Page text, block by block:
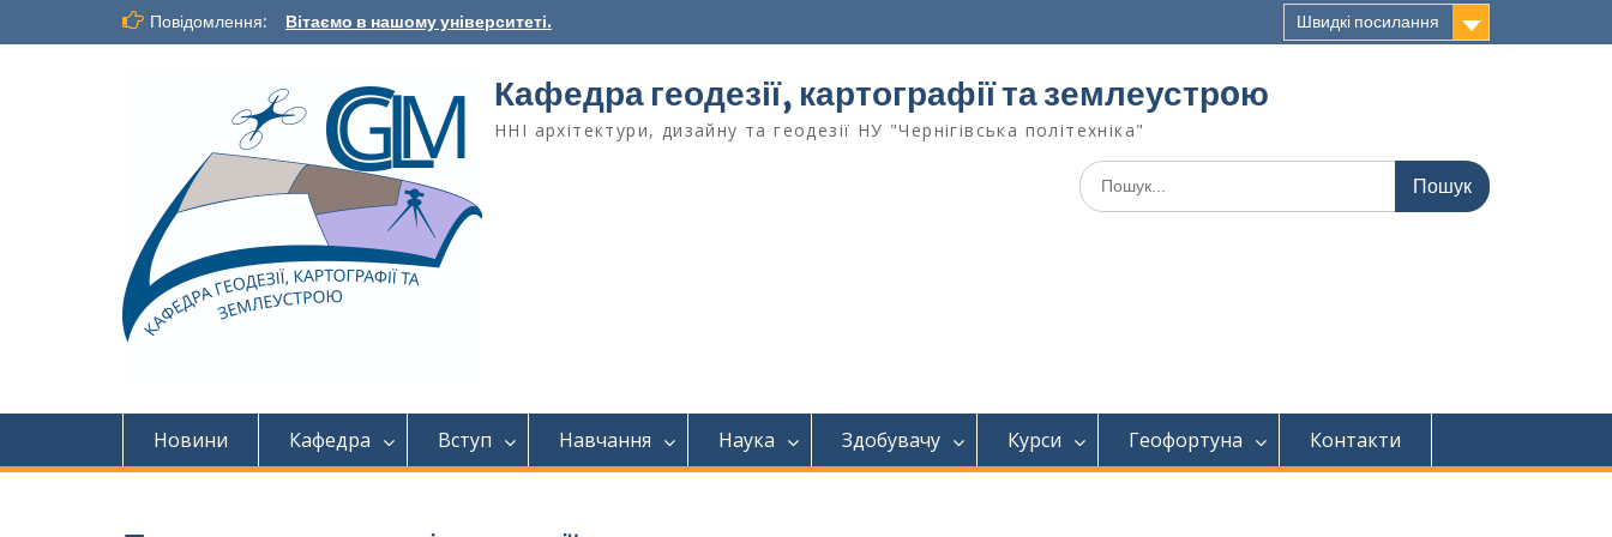
Повідомлення: Вітаємо в нашому університеті. Швидкі посилання
Кафедра геодезії, картографії та землеустрoю
ННІ архітектури, дизайну та геодезії НУ "Чернігівська політехніка"
Новини Кафедра Вступ Навчання Наука Здобувачу Курси Геофортуна Контакти